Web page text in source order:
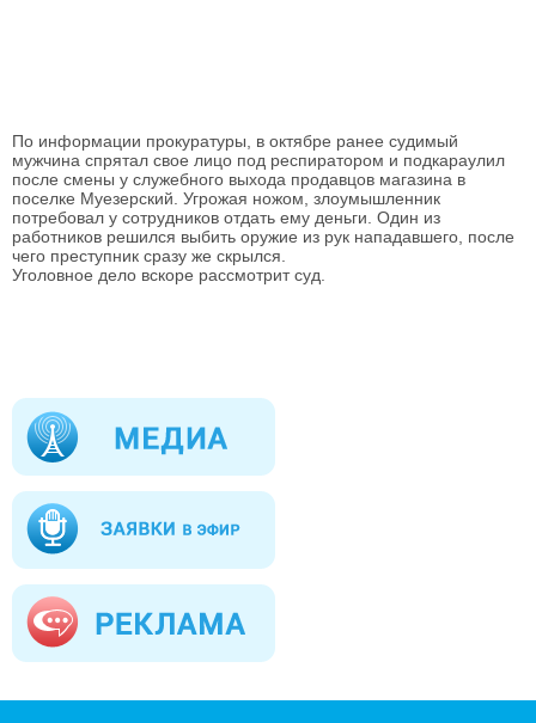
По информации прокуратуры, в октябре ранее судимый
мужчина спрятал свое лицо под респиратором и подкараулил
после смены у служебного выхода продавцов магазина в
поселке Муезерский. Угрожая ножом, злоумышленник
потребовал у сотрудников отдать ему деньги. Один из
работников решился выбить оружие из рук нападавшего, после
чего преступник сразу же скрылся.
Уголовное дело вскоре рассмотрит суд.